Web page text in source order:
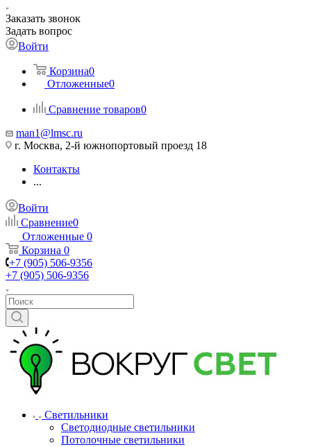
Заказать звонок
Задать вопрос
Войти
Корзина0
Отложенные0
Сравнение товаров0
man1@lmsc.ru
г. Москва, 2-й южнопортовый проезд 18
Контакты
...
Войти
Сравнение0
Отложенные 0
Корзина 0
+7 (905) 506-9356
+7 (905) 506-9356
Светильники
Светодиодные светильники
Потолочные светильники